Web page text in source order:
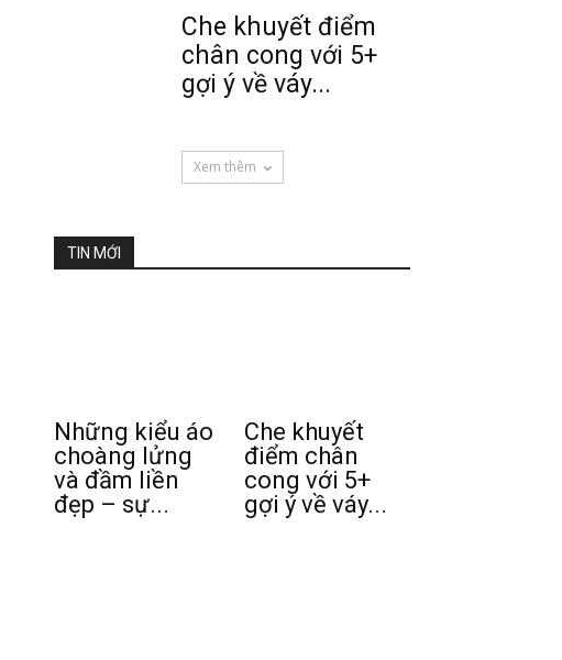
Che khuyết điểm
chân cong với 5+
gợi ý về váy...
Xem thêm
TIN MỚI
Những kiểu áo
choàng lửng
và đầm liền
đẹp – sự...
Che khuyết
điểm chân
cong với 5+
gợi ý về váy...